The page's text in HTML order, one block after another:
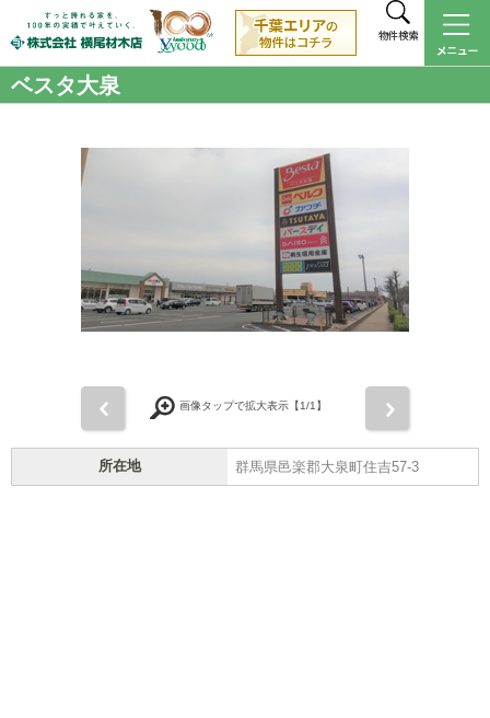
物件検索
ベスタ大泉
画像タップで拡大表示【1/1】
所在地 群馬県邑楽郡大泉町住吉57-3